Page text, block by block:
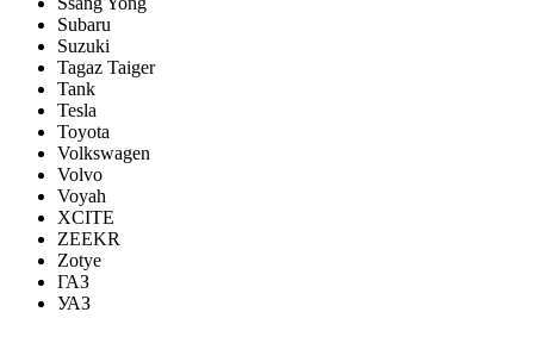
Subaru
Suzuki
Tagaz Taiger
Tank
Tesla
Toyota
Volkswagen
Volvo
Voyah
XCITE
ZEEKR
Zotye
ГАЗ
УАЗ